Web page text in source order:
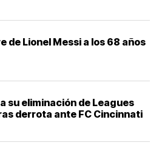
de Lionel Messi a los 68 años
su eliminación de Leagues
derrota ante FC Cincinnati